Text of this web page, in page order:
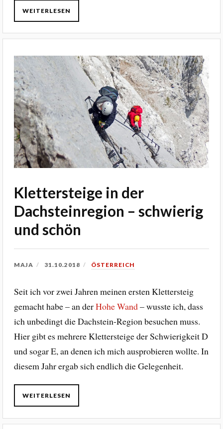
WEITERLESEN
Klettersteige in der
Dachsteinregion – schwierig
und schön
MAJA 31.10.2018 ÖSTERREICH
Seit ich vor zwei Jahren meinen ersten Klettersteig
gemacht habe – an derHohe Wand– wusste ich, dass
ich unbedingt die Dachstein-Region besuchen muss.
Hier gibt es mehrere Klettersteige der Schwierigkeit D
und sogar E, an denen ich mich ausprobieren wollte. In
diesem Jahr ergab sich endlich die Gelegenheit.
WEITERLESEN